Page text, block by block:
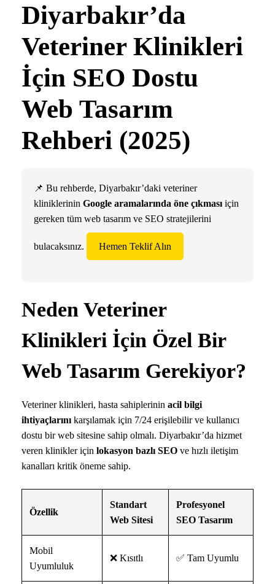
Diyarbakır’da
Veteriner Klinikleri
İçin SEO Dostu
Web Tasarım
Rehberi (2025)
📌 Bu rehberde, Diyarbakır’daki veteriner
kliniklerinin Google aramalarında öne çıkması için
gereken tüm web tasarım ve SEO stratejilerini
bulacaksınız. Hemen Teklif Alın
Neden Veteriner
Klinikleri İçin Özel Bir
Web Tasarım Gerekiyor?
Veteriner klinikleri, hasta sahiplerinin acil bilgi
ihtiyaçlarını karşılamak için 7/24 erişilebilir ve kullanıcı
dostu bir web sitesine sahip olmalı. Diyarbakır’da hizmet
veren klinikler için lokasyon bazlı SEO ve hızlı iletişim
kanalları kritik öneme sahip.
Özellik
Standart
Web Sitesi
Profesyonel
SEO Tasarım
Mobil
Uyumluluk
❌ Kısıtlı ✅ Tam Uyumlu